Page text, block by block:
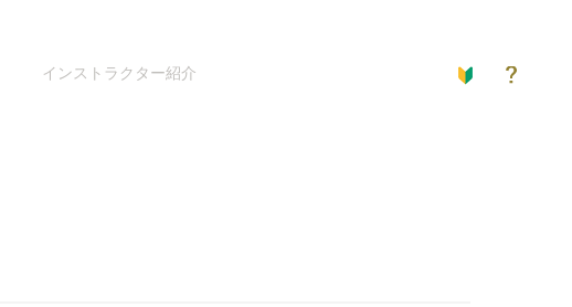
インストラクター紹介